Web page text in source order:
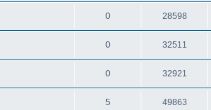
0 28598
0 32511
0 32921
5 49863